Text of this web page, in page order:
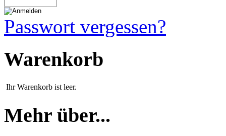
Passwort vergessen?
Warenkorb
Ihr Warenkorb ist leer.
Mehr über...